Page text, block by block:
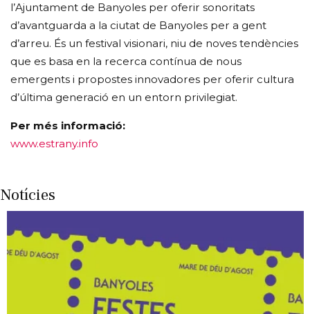
l’Ajuntament de Banyoles per oferir sonoritats
d’avantguarda a la ciutat de Banyoles per a gent
d’arreu. És un festival visionari, niu de noves tendències
que es basa en la recerca contínua de nous
emergents i propostes innovadores per oferir cultura
d’última generació en un entorn privilegiat.
Per més informació:
www.estrany.info
Notícies